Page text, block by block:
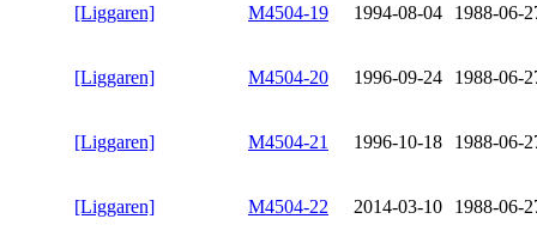
[Liggaren] M4504-19 1994-08-04 1988-06-
[Liggaren] M4504-20 1996-09-24 1988-06-
[Liggaren] M4504-21 1996-10-18 1988-06-
[Liggaren] M4504-22 2014-03-10 1988-06-